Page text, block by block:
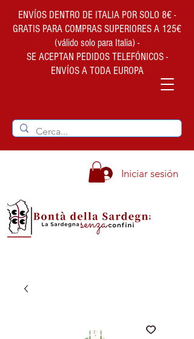
ENVÍOS DENTRO DE ITALIA POR SOLO 8€ -
GRATIS PARA COMPRAS SUPERIORES A 125€
(válido solo para Italia) -
SE ACEPTAN PEDIDOS TELEFÓNICOS -
ENVÍOS A TODA EUROPA
Iniciar sesión